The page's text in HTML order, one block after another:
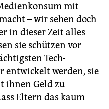
mit
– wir sehen doch
in dieser Zeit alles
sie schützen vor
Tech-
entwickelt werden, sie
ihnen Geld zu
Eltern das kaum